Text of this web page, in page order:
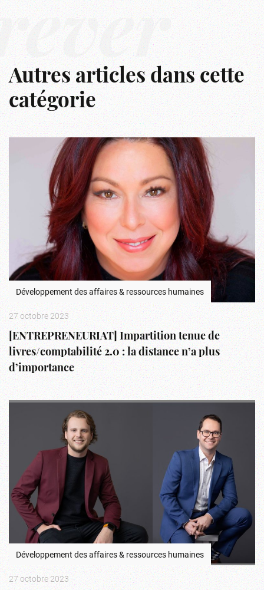
Autres articles dans cette
catégorie
Développement des affaires & ressources humaines
27 octobre 2023
[ENTREPRENEURIAT] Impartition tenue de
livres/comptabilité 2.0 : la distance n’a plus
d’importance
Développement des affaires & ressources humaines
27 octobre 2023